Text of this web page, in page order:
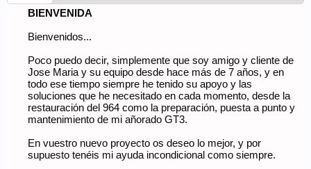
BIENVENIDA
Bienvenidos...
Poco puedo decir, simplemente que soy amigo y cliente de
Jose Maria y su equipo desde hace más de 7 años, y en
todo ese tiempo siempre he tenido su apoyo y las
soluciones que he necesitado en cada momento, desde la
restauración del 964 como la preparación, puesta a punto y
mantenimiento de mi añorado GT3.
En vuestro nuevo proyecto os deseo lo mejor, y por
supuesto tenéis mi ayuda incondicional como siempre.